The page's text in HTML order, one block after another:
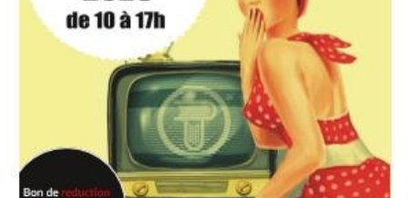
PARTAGER ITINÉRAIRE
AU PROGRAMME